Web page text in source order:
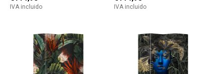
IVA incluido IVA incluido